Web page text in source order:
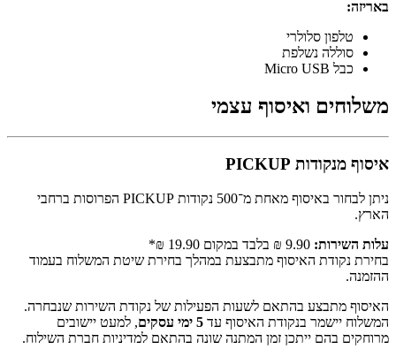
באריזה:
טלפון סלולרי
סוללה נשלפת
כבל Micro USB
משלוחים ואיסוף עצמי
איסוף מנקודות PICKUP
ניתן לבחור באיסוף מאחת מ־500 נקודות PICKUP הפרוסות ברחבי
הארץ.
עלות השירות:
בחירת נקודת האיסוף מתבצעת במהלך בחירת שיטת המשלוח בעמוד
ההזמנה.
האיסוף מתבצע בהתאם לשעות הפעילות של נקודת השירות שנבחרה.
המשלוח יישמר בנקודת האיסוף עד 5 ימי עסקים
, למעט יישובים
מרוחקים בהם ייתכן זמן המתנה שונה בהתאם למדיניות חברת השילוח.